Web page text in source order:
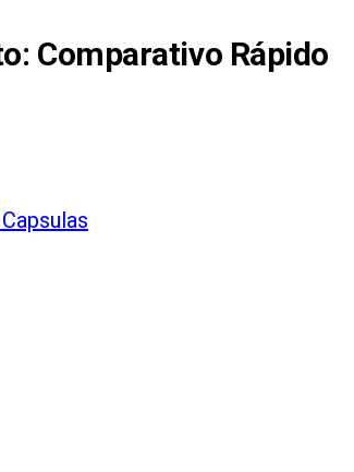
: Comparativo Rápido